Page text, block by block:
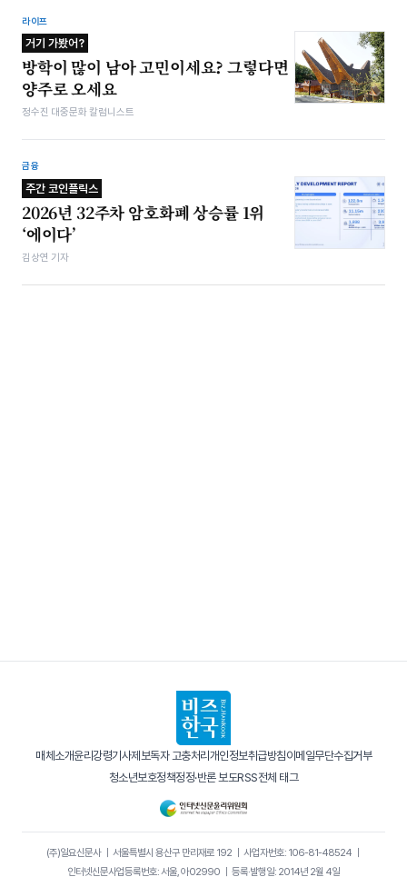
라이프
거기 가봤어?
방학이 많이 남아 고민이세요? 그렇다면
양주로 오세요
정수진 대중문화 칼럼니스트
금융
주간 코인플릭스
2026년 32주차 암호화폐 상승률 1위
‘에이다’
김상연 기자
매체소개윤리강령기사제보독자 고충처리 개인정보취급방침이메일무단수집거부
청소년보호정책정정·반론 보도RSS전체 태그
(주)일요신문사｜ 서울특별시 용산구 만리재로 192｜ 사업자번호: 106-81-48524｜
인터넷신문사업등록번호: 서울, 아02990
등록·발행일: 2014년 2월 4일